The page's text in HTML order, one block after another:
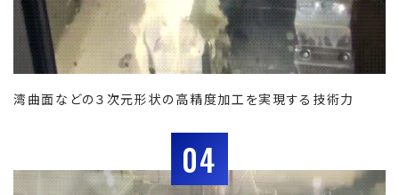
湾曲面などの３次元形状の高精度加工を実現する技術力
04